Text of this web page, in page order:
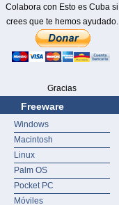
Colabora con Esto es Cuba si
crees que te hemos ayudado.
Gracias
Freeware
Windows
Macintosh
Linux
Palm OS
Pocket PC
Móviles